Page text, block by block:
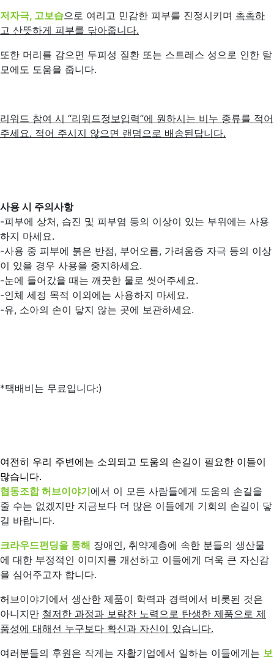
저자극, 고보습으로 여리고 민감한 피부를 진정시키며 촉촉하
고 산뜻하게 피부를 닦아줍니다.
또한 머리를 감으면 두피성 질환 또는 스트레스 성으로 인한 탈
모에도 도움을 줍니다.
리워드 참여 시 “리워드정보입력”에 원하시는 비누 종류를 적어
주세요. 적어 주시지 않으면 랜덤으로 배송된답니다.
사용 시 주의사항
-피부에 상처, 습진 및 피부염 등의 이상이 있는 부위에는 사용
하지 마세요.
-사용 중 피부에 붉은 반점, 부어오름, 가려움증 자극 등의 이상
이 있을 경우 사용을 중지하세요.
-눈에 들어갔을 때는 깨끗한 물로 씻어주세요.
-인체 세정 목적 이외에는 사용하지 마세요.
-유, 소아의 손이 닿지 않는 곳에 보관하세요.
*택배비는 무료입니다:)
여전히 우리 주변에는 소외되고 도움의 손길이 필요한 이들이
많습니다.
협동조합 허브이야기에서 이 모든 사람들에게 도움의 손길을
줄 수는 없겠지만 지금보다 더 많은 이들에게 기회의 손길이 닿
길 바랍니다.
크라우드펀딩을 통해 장애인, 취약계층에 속한 분들의 생산물
에 대한 부정적인 이미지를 개선하고 이들에게 더욱 큰 자신감
을 심어주고자 합니다.
허브이야기에서 생산한 제품이 학력과 경력에서 비롯된 것은
아니지만 철저한 과정과 보람찬 노력으로 탄생한 제품으로 제
품성에 대해선 누구보다 확신과 자신이 있습니다.
여러분들의 후원은 작게는 자활기업에서 일하는 이들에게는 보